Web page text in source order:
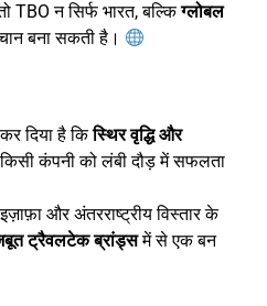
TBO न सिर्फ भारत, बल्किग्लोबल
बना सकती है।
दिया है किस्थिर वृद्धि और
कंपनी को लंबी दौड़ में सफलता
और अंतरराष्ट्रीय विस्तार के
ट्रैवलटेक ब्रांड्समें से एक बन